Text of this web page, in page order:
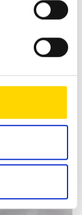
en